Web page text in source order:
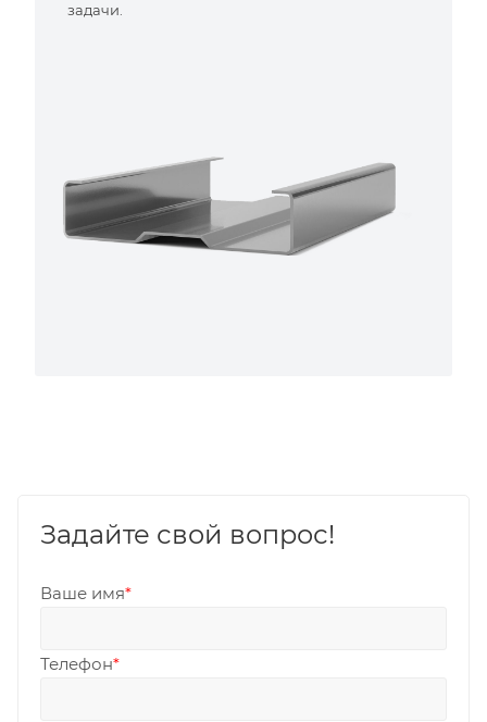
задачи.
Задайте свой вопрос!
Ваше имя*
Телефон*